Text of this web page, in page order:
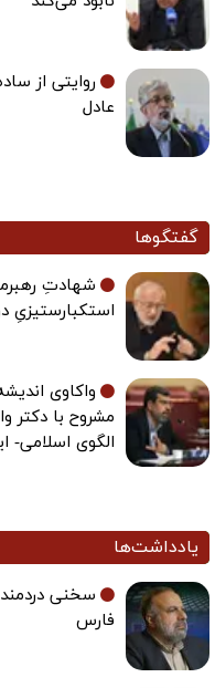
روایتی از
عادل
گفتگوها
شهادتِ
استکبارستیزیِ
واکاوی
مشروح با دکتر
الگوی اسلامی-
یادداشت‌ها
سخنی
فارس